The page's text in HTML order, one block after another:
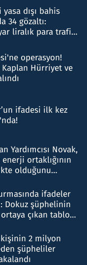
dışı bahis
34 gözaltı:
liralık para trafiği
operasyon!
Kaplan Hürriyet ve
ifadesi ilk kez
Yardımcısı Novak,
ortaklığının
olduğunu
ifadeler
Dokuz şüphelinin
çıkan tablo
2 milyon
şüpheliler